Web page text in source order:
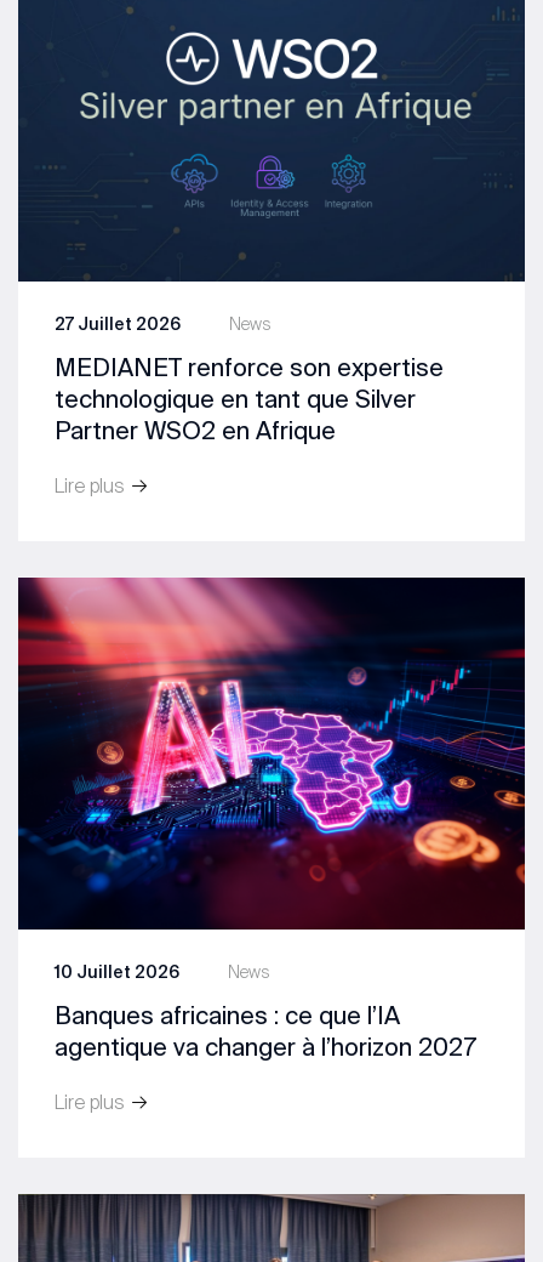
News
27 Juillet 2026
MEDIANET renforce son expertise
technologique en tant que Silver
Partner WSO2 en Afrique
Lire plus
News
10 Juillet 2026
Banques africaines : ce que l’IA
agentique va changer à l’horizon 2027
Lire plus